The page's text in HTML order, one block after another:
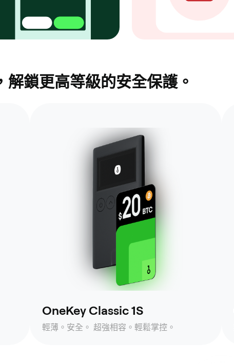
鎖更高等級的安全保護。
OneKey Classic 1S
輕薄。安全。 超強相容。輕鬆掌控。